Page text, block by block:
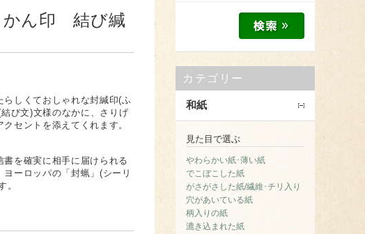
かん印 結び緘
しくておしゃれな封緘印(ふ
び文)文様のなかに、さりげ
セントを添えてくれます。
を確実に相手に届けられる
ーロッパの「封蝋」(シーリ
。
カテゴリー
和紙
見た目で選ぶ
やわらかい紙･薄い紙
でこぼこした紙
がさがさした紙/繊維･チリ入り
穴があいている紙
柄入りの紙
漉き込まれた紙